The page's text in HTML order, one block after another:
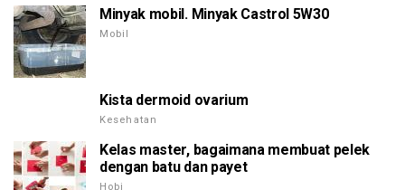
Minyak mobil. Minyak Castrol 5W30
Mobil
Kista dermoid ovarium
Kesehatan
Kelas master, bagaimana membuat pelek
dengan batu dan payet
Hobi